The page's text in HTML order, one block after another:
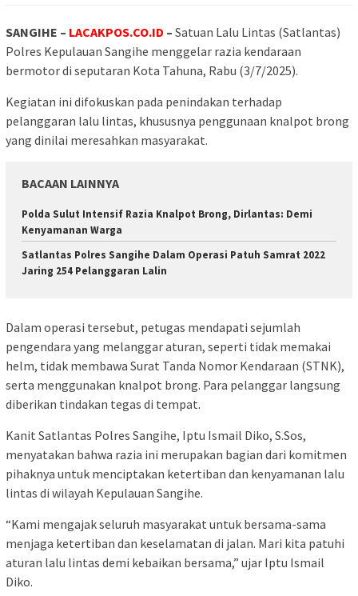
SANGIHE – LACAKPOS.CO.ID – Satuan Lalu Lintas (Satlantas)
Polres Kepulauan Sangihe menggelar razia kendaraan
bermotor di seputaran Kota Tahuna, Rabu (3/7/2025).
Kegiatan ini difokuskan pada penindakan terhadap
pelanggaran lalu lintas, khususnya penggunaan knalpot brong
yang dinilai meresahkan masyarakat.
BACAAN LAINNYA
Polda Sulut Intensif Razia Knalpot Brong, Dirlantas: Demi
Kenyamanan Warga
Satlantas Polres Sangihe Dalam Operasi Patuh Samrat 2022
Jaring 254 Pelanggaran Lalin
Dalam operasi tersebut, petugas mendapati sejumlah
pengendara yang melanggar aturan, seperti tidak memakai
helm, tidak membawa Surat Tanda Nomor Kendaraan (STNK),
serta menggunakan knalpot brong. Para pelanggar langsung
diberikan tindakan tegas di tempat.
Kanit Satlantas Polres Sangihe, Iptu Ismail Diko, S.Sos,
menyatakan bahwa razia ini merupakan bagian dari komitmen
pihaknya untuk menciptakan ketertiban dan kenyamanan lalu
lintas di wilayah Kepulauan Sangihe.
“Kami mengajak seluruh masyarakat untuk bersama-sama
menjaga ketertiban dan keselamatan di jalan. Mari kita patuhi
aturan lalu lintas demi kebaikan bersama,” ujar Iptu Ismail
Diko.